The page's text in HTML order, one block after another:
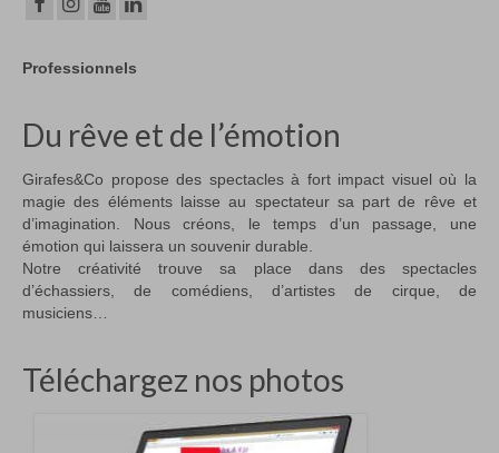
Professionnels
Du rêve et de l’émotion
Girafes&Co propose des spectacles à fort impact visuel où la
magie des éléments laisse au spectateur sa part de rêve et
d’imagination. Nous créons, le temps d’un passage, une
émotion qui laissera un souvenir durable.
Notre créativité trouve sa place dans des spectacles
d’échassiers, de comédiens, d’artistes de cirque, de
musiciens…
Téléchargez nos photos